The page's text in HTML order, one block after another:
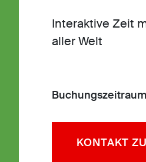
Interaktive Zeit
aller Welt
KONTAKT